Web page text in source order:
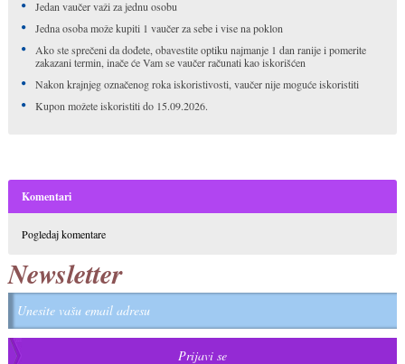
Jedan vaučer važi za jednu osobu
Jedna osoba može kupiti 1 vaučer za sebe i vise na poklon
Ako ste sprečeni da dođete, obavestite optiku najmanje 1 dan ranije i pomerite
zakazani termin, inače će Vam se vaučer računati kao iskorišćen
Nakon krajnjeg označenog roka iskoristivosti, vaučer nije moguće iskoristiti
Kupon možete iskoristiti do 15.09.2026.
Komentari
Pogledaj komentare
Newsletter